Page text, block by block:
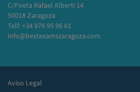
C/Poeta Rafael Alberti 14
50018 Zaragoza
Telf: +34 976 95 96 61
info@bestexamszaragoza.com
Aviso Legal